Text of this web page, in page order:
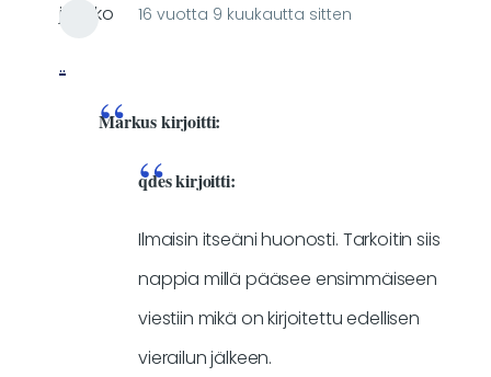
jaakko 16 vuotta 9 kuukautta sitten
..
Markus kirjoitti:
qdes kirjoitti:
Ilmaisin itseäni huonosti. Tarkoitin siis
nappia millä pääsee ensimmäiseen
viestiin mikä on kirjoitettu edellisen
vierailun jälkeen.